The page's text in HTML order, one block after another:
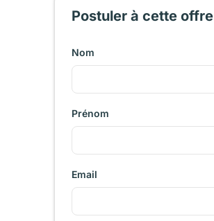
Postuler à cette offre
Nom
Prénom
Email